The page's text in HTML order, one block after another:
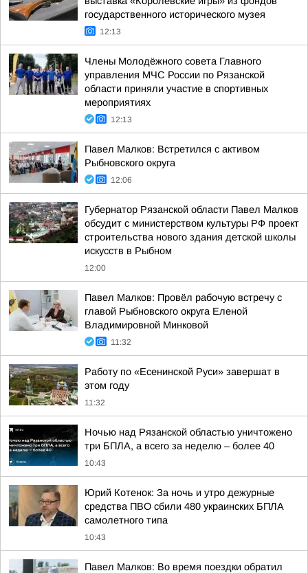
государственного исторического музея
12:13
Члены Молодёжного совета Главного
управления МЧС России по Рязанской
области приняли участие в спортивных
мероприятиях
12:13
Павел Малков: Встретился с активом
Рыбновского округа
12:06
Губернатор Рязанской области Павел Малков
обсудит с министерством культуры РФ проект
строительства нового здания детской школы
искусств в Рыбном
12:00
Павел Малков: Провёл рабочую встречу с
главой Рыбновского округа Еленой
Владимировной Минковой
11:32
Работу по «Есенинской Руси» завершат в
этом году
11:32
Ночью над Рязанской областью уничтожено
три БПЛА, а всего за неделю – более 40
10:43
Юрий Котенок: За ночь и утро дежурные
средства ПВО сбили 480 украинских БПЛА
самолетного типа
10:43
Павел Малков: Во время поездки обратил